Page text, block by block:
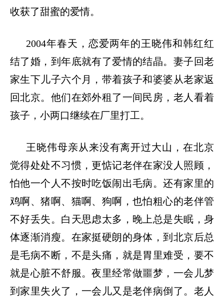
收获了甜蜜的爱情。
2004年春天，恋爱两年的王晓伟和韩红红
结了婚，到年底就有了爱情的结晶。妻子回老
家生下儿子六个月，带着孩子和婆婆从老家返
回北京。他们在郊外租了一间民房，老人看着
孩子，小两口继续在厂里打工。
王晓伟母亲从来没有离开过大山，在北京
觉得处处不习惯，更惦记老伴在家没人照顾，
怕他一个人不按时吃饭闹出毛病。还有家里的
鸡啊、猪啊、猫啊、狗啊，也怕粗心的老伴管
不好丢失。白天思虑太多，晚上总是失眠，身
体逐渐消瘦。在家挺硬朗的身体，到北京后总
是毛病不断，不是头痛，就是胃里难受，要不
就是心脏不舒服。夜里经常做噩梦，一会儿梦
到家里失火了，一会儿又是老伴病倒了。老人